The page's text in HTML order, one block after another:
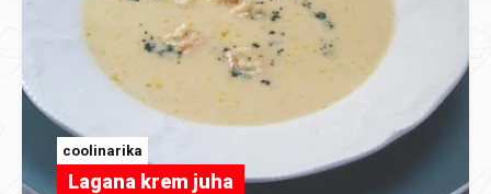
coolinarika
Lagana krem juha